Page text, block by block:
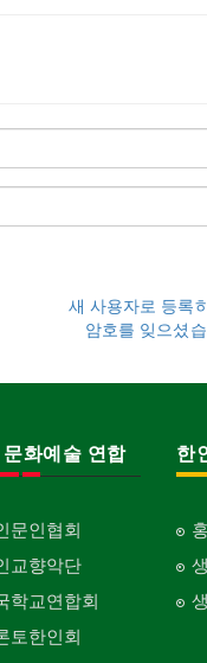
새 사용자로 등록
암호를 잊으셨
문화예술 연합
문인협회
교향악단
학교연합회
토한인회
한